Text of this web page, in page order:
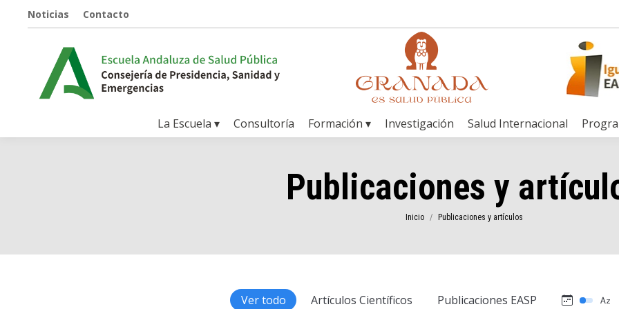
Noticias Contacto
La Escuela ▾ Consultoría Formación ▾ Investigación Salud Internacional
Publicaciones y
Estás aquí:
Inicio Publicaciones y artículos
Ver todo Artículos Científicos Publicaciones EASP